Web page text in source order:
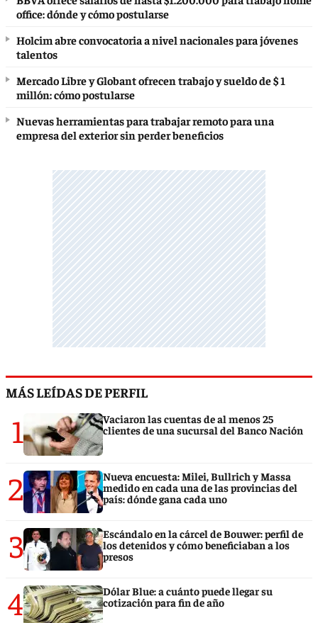
office: dónde y cómo postularse
Holcim abre convocatoria a nivel nacionales para jóvenes
talentos
Mercado Libre y Globant ofrecen trabajo y sueldo de $ 1
millón: cómo postularse
Nuevas herramientas para trabajar remoto para una
empresa del exterior sin perder beneficios
MÁS LEÍDAS DE PERFIL
1
Vaciaron las cuentas de al menos 25
clientes de una sucursal del Banco Nación
2
Nueva encuesta: Milei, Bullrich y Massa
medido en cada una de las provincias del
país: dónde gana cada uno
3
Escándalo en la cárcel de Bouwer: perfil de
los detenidos y cómo beneficiaban a los
presos
4
Dólar Blue: a cuánto puede llegar su
cotización para fin de año